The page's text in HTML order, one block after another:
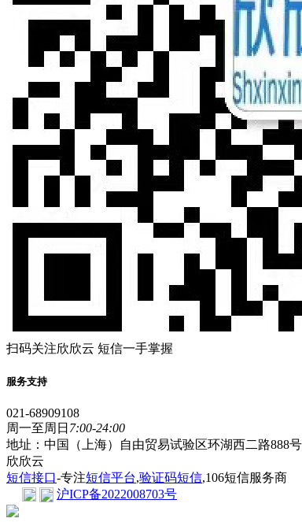
扫码关注欣欣云 短信一手掌握
服务支持
021-68909108
周一至周日 7:00-24:00
地址：中国（上海）自由贸易试验区环湖西二路888
欣欣云
短信接口-专注短信平台,验证码短信,106短信服务商
沪ICP备2022008703号